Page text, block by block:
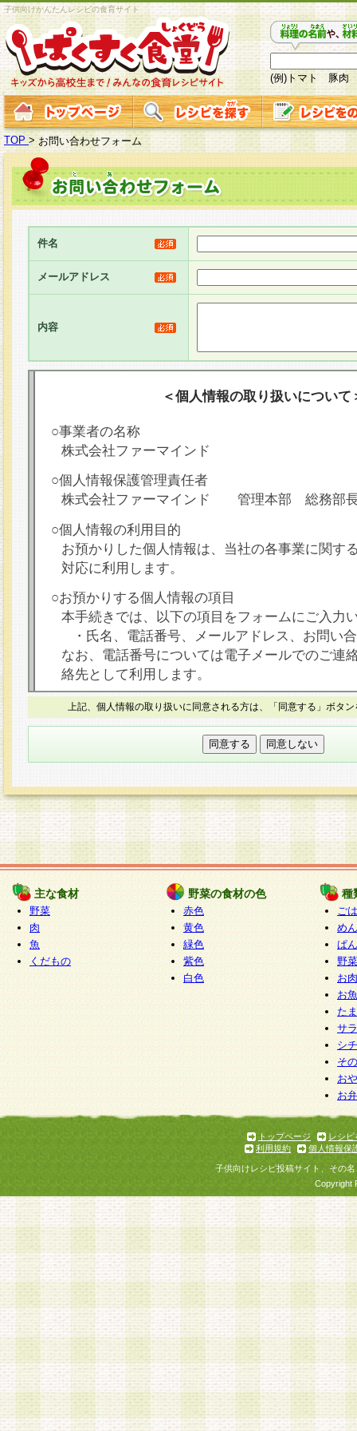
子供向けかんたんレシピの食育サイト
(例)トマト 豚肉
TOP > お問い合わせフォーム
件名
メールアドレス
内容
＜個人情報の取り扱いについて
○事業者の名称
株式会社ファーマインド
○個人情報保護管理責任者
株式会社ファーマインド 管理本部 総務部
○個人情報の利用目的
お預かりした個人情報は、当社の各事業に関す
対応に利用します。
○お預かりする個人情報の項目
本手続きでは、以下の項目をフォームにご入力
・氏名、電話番号、メールアドレス、お問い
なお、電話番号については電子メールでのご連
絡先として利用します。
○本人が容易に認識できない方法による個人情報
本フォームでは、セッション管理のためCookie
○個人情報の第三者提供について
力いただく個人情報は第三者に提供しません。
○個人情報の委託について
個人情報の取り扱いを外部に委託する場合は、
情報管理基準を満たす企業を選定して委託を行
が行われるよう監督します。
○開示対象個人情報の開示等および問い合わせ窓口
本人からの求めにより、当社が本件により取得
報の利用目的の通知・開示・内容の訂正・追加
停止・消去及び第三者への提供の禁止（以下、
といいます。）に応じます。
開示等に応じる窓口は以下になります。
ぱくすく食堂個人情報お客様相談窓口 paku-
m
個人情報を与えることは任意ですが、個人情報
意をいただけない場合には、当社のサービスの
お問い合わせ・ご相談への対応ができない場合
上記、個人情報の取り扱いに同意される方は、「同意する」ボタ
主な食材
野菜
肉
魚
くだもの
野菜の食材の色
赤色
黄色
緑色
紫色
白色
種
ご
めん
ぱん
野
お
お
た
サ
シ
そ
お
お
トップページ
レシピ
利用規約
個人情報保
子供向けレシピ投稿サイト、その
Copyright